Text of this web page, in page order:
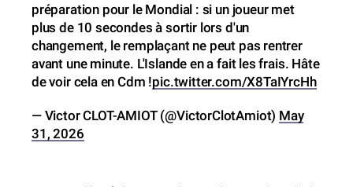
préparation pour le Mondial : si un joueur met
plus de 10 secondes à sortir lors d'un
changement, le remplaçant ne peut pas rentrer
avant une minute. L'Islande en a fait les frais. Hâte
de voir cela en Cdm !pic.twitter.com/X8TaIYrcHh
— Victor CLOT-AMIOT (@VictorClotAmiot) May
31, 2026